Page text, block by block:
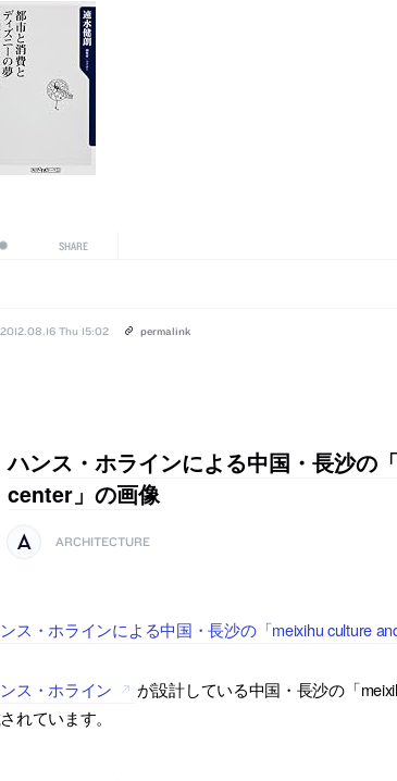
SHARE
2012.08.16 Thu 15:02 permalink
ハンス・ホラインによる中国・長沙
center」の画像
ARCHITECTURE
ス・ホラインによる中国・長沙の「meixihu culture
ス・ホライン
が設計している中国・長沙の「
れています。